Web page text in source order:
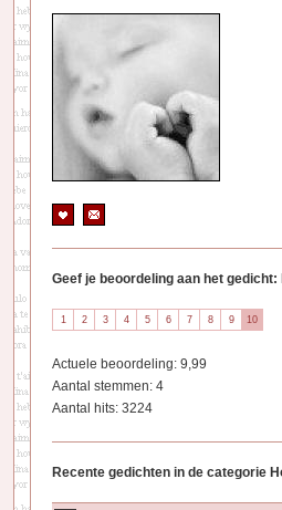
Geef je beoordeling aan het
Actuele beoordeling: 9,99
Aantal stemmen: 4
Aantal hits: 3224
Recente gedichten in de categorie